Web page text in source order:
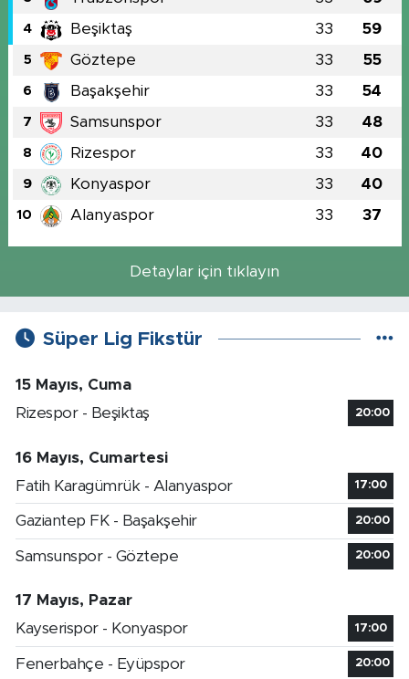
4 Beşiktaş 33 59
5 Göztepe 33 55
6 Başakşehir 33 54
7 Samsunspor 33 48
8 Rizespor 33 40
9 Konyaspor 33 40
10 Alanyaspor 33 37
Detaylar için tıklayın
Süper Lig Fikstür
15 Mayıs, Cuma
Rizespor - Beşiktaş
20:00
16 Mayıs, Cumartesi
Fatih Karagümrük - Alanyaspor
17:00
Gaziantep FK - Başakşehir 20:00
Samsunspor - Göztepe 20:00
17 Mayıs, Pazar
Kayserispor - Konyaspor
17:00
Fenerbahçe - Eyüpspor 20:00